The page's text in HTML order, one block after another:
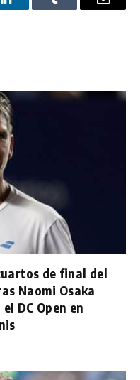
LinkedInTumblr Email
de final del
Naomi Osaka
DC Open en